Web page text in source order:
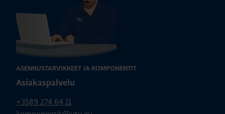
ASENNUSTARVIKKEET JA KOMPONENTIT
Asiakaspalvelu
+3589 274 64 11